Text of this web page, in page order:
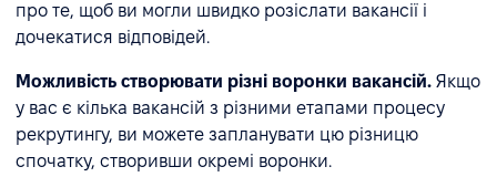
про те, щоб ви могли швидко розіслати вакансії і
дочекатися відповідей.
Можливість створювати різні воронки вакансій. Якщо
у вас є кілька вакансій з різними етапами процесу
рекрутингу, ви можете запланувати цю різницю
спочатку, створивши окремі воронки.